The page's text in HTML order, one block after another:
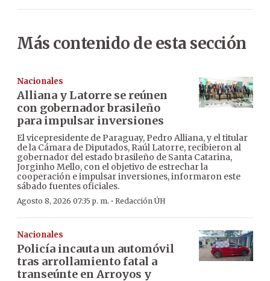
Más contenido de esta sección
Nacionales
Alliana y Latorre se reúnen
con gobernador brasileño
para impulsar inversiones
El vicepresidente de Paraguay, Pedro Alliana, y el titular
de la Cámara de Diputados, Raúl Latorre, recibieron al
gobernador del estado brasileño de Santa Catarina,
Jorginho Mello, con el objetivo de estrechar la
cooperación e impulsar inversiones, informaron este
sábado fuentes oficiales.
Agosto 8, 2026 07:35 p. m. · Redacción ÚH
Nacionales
Policía incauta un automóvil
tras arrollamiento fatal a
transeúnte en Arroyos y